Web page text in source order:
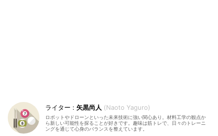
矢黒尚人 Naoto Yaguro
ロボットやドローンといった未来技術に強い関心あり。材料工学の観点か
ら新しい可能性を探ることが好きです。趣味は筋トレで、日々のトレーニ
ングを通じて心身のバランスを整えています。